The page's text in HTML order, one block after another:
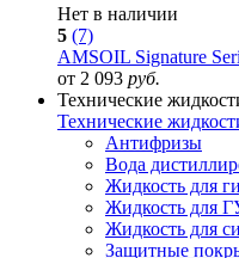
Нет в наличии
5 (7)
AMSOIL Signature
от 2 093 руб.
Технические
Технические
Антифризы
Вода
Жидкость для
Жидкость для
Жидкость для
Защитные